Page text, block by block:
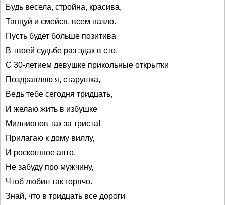
Будь весела, стройна, красива,
Танцуй и смейся, всем назло.
Пусть будет больше позитива
В твоей судьбе раз эдак в сто.
С 30-летием девушке прикольные открытки
Поздравляю я, старушка,
Ведь тебе сегодня тридцать,
И желаю жить в избушке
Миллионов так за триста!
Прилагаю к дому виллу,
И роскошное авто,
Не забуду про мужчину,
Чтоб любил так горячо.
Знай, что в тридцать все дороги